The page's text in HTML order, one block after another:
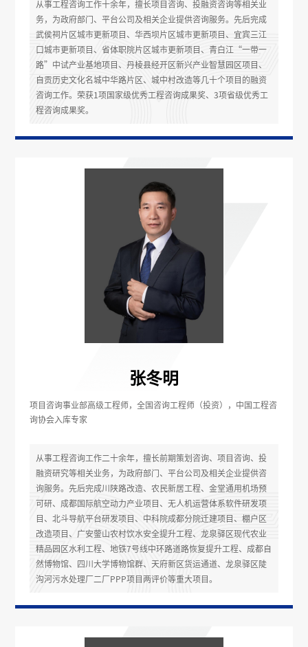
从事工程咨询工作十余年，擅长项目咨询、投融资咨询等相关业
务，为政府部门、平台公司及相关企业提供咨询服务。先后完成
武侯祠片区城市更新项目、华西坝片区城市更新项目、宜宾三江
口城市更新项目、省体职院片区城市更新项目、青白江“一带一
路”中试产业基地项目、丹棱县经开区新兴产业智慧园区项目、
自贡历史文化名城中华路片区、城中村改造等几十个项目的融资
咨询工作。荣获1项国家级优秀工程咨询成果奖、3项省级优秀工
程咨询成果奖。
张冬明
项目咨询事业部高级工程师，全国咨询工程师（投资），中国工程咨
询协会入库专家
从事工程咨询工作二十余年，擅长前期策划咨询、项目咨询、投
融资研究等相关业务，为政府部门、平台公司及相关企业提供咨
询服务。先后完成川陕路改造、农民新居工程、金堂通用机场预
可研、成都国际航空动力产业项目、无人机运营体系软件研发项
目、北斗导航平台研发项目、中科院成都分院迁建项目、棚户区
改造项目、广安蓥山农村饮水安全提升工程、龙泉驿区现代农业
精品园区水利工程、地铁7号线中环路道路恢复提升工程、成都自
然博物馆、四川大学博物馆群、天府新区货运通道、龙泉驿区陡
沟河污水处理厂二厂PPP项目两评价等重大项目。